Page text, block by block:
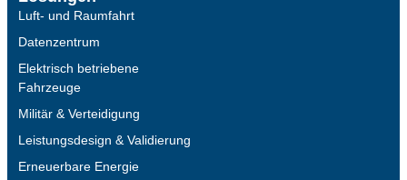
Luft- und Raumfahrt
Datenzentrum
Elektrisch betriebene
Fahrzeuge
Militär & Verteidigung
Leistungsdesign & Validierung
Erneuerbare Energie